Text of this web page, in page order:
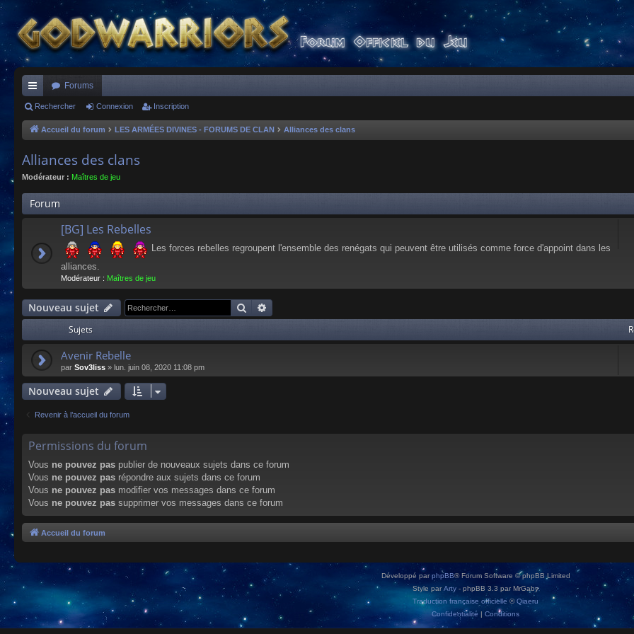
ac
co
s
Forums
Rechercher Connexion Inscription
Accueil du forum LES ARMÉES DIVINES - FORUMS DE CLAN Alliances des clans
Alliances des clans
Modérateur : Maîtres de jeu
Forum
[BG] Les Rebelles
Les forces rebelles regroupent l'ensemble des renégats qui peuvent être utilisés comme force d'appoint dans les
alliances.
Modérateur : Maîtres de jeu
Nouveau sujet Rechercher
Sujets
Avenir Rebelle
par Sov3liss » lun. juin 08, 2020 11:08 pm
Nouveau sujet
Revenir à l’accueil du forum
Permissions du forum
Vous ne pouvez pas publier de nouveaux sujets dans ce forum
Vous ne pouvez pas répondre aux sujets dans ce forum
Vous ne pouvez pas modifier vos messages dans ce forum
Vous ne pouvez pas supprimer vos messages dans ce forum
Accueil du forum
Développé parphpBB® Forum Software © phpBB Limited
Style par Arty - phpBB 3.3 par MrGaby
Traduction française officielle ©Qiaeru
Confidentialité | Conditions